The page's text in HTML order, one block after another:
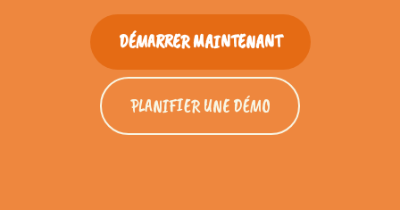
DÉMARRER MAINTENANT
PLANIFIER UNE DÉMO